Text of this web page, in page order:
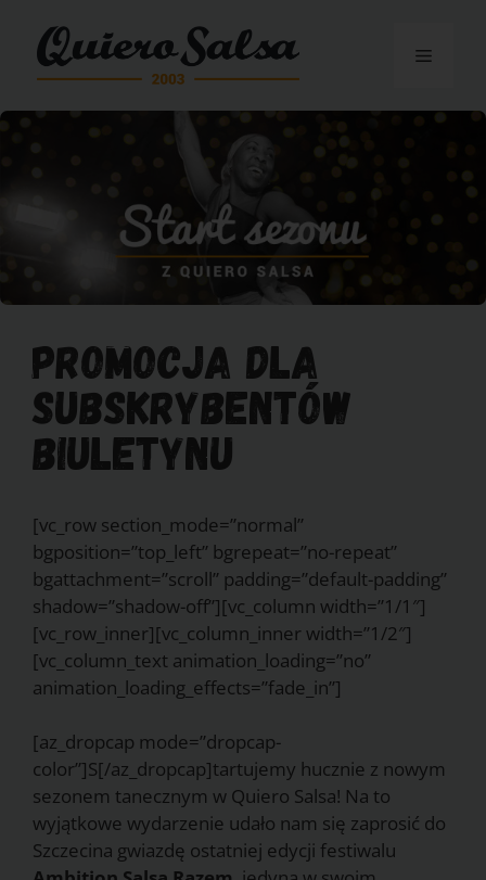
treści
Menu
Promocja dla
subskrybentów
biuletynu
[vc_row section_mode=”normal”
bgposition=”top_left” bgrepeat=”no-repeat”
bgattachment=”scroll” padding=”default-padding”
shadow=”shadow-off”][vc_column width=”1/1″]
[vc_row_inner][vc_column_inner width=”1/2″]
[vc_column_text animation_loading=”no”
animation_loading_effects=”fade_in”]
[az_dropcap mode=”dropcap-
color”]S[/az_dropcap]tartujemy hucznie z nowym
sezonem tanecznym w Quiero Salsa! Na to
wyjątkowe wydarzenie udało nam się zaprosić do
Szczecina gwiazdę ostatniej edycji festiwalu